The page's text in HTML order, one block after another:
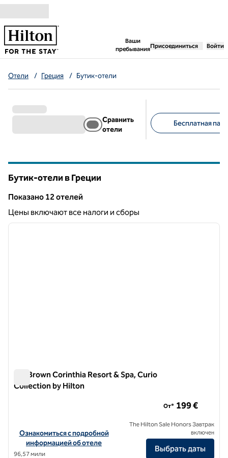
Перейти к содержанию
Ваши
пребывания
,открывается новая
Присоединиться Войти
Отели / Греция / Бутик-отели
Сравнить
отели
Бесплатная
Бутик-отели в Греции
Показанo 12 отелей
Показанo 12 отелей
Цены включают все налоги и сборы
1 из 12
Isla Brown Corinthia Resort & Spa, Curio
Collection by Hilton
Посмотреть информацию об отеле Isla Brown Corinthia Resort
Ознакомиться с подробной
информацией об отеле
96,57 мили
От* 199 €
The Hilton Sale Honors Завтрак
включен
Выбрать даты